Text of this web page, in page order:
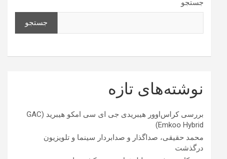
جستجو
جستجو
نوشته‌های تازه
بررسی کراس‌اوور هیبریدی جی ای سی امکو هیبرید (GAC
Emkoo Hybrid)
محمد حقیقی، صداگذار و صدابردار سینما و تلویزیون
درگذشت